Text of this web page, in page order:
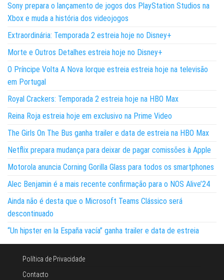
Sony prepara o lançamento de jogos dos PlayStation Studios na
Xbox e muda a história dos videojogos
Extraordinária: Temporada 2 estreia hoje no Disney+
Morte e Outros Detalhes estreia hoje no Disney+
O Príncipe Volta A Nova Iorque estreia estreia hoje na televisão
em Portugal
Royal Crackers: Temporada 2 estreia hoje na HBO Max
Reina Roja estreia hoje em exclusivo na Prime Video
The Girls On The Bus ganha trailer e data de estreia na HBO Max
Netflix prepara mudança para deixar de pagar comissões à Apple
Motorola anuncia Corning Gorilla Glass para todos os smartphones
Alec Benjamin é a mais recente confirmação para o NOS Alive’24
Ainda não é desta que o Microsoft Teams Clássico será
descontinuado
“Un hipster en la España vacía” ganha trailer e data de estreia
Política de Privacidade
Contacto